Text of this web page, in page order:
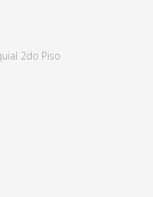
2do Piso